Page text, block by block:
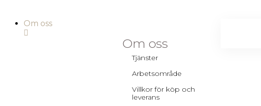
Om oss
Om oss
Tjänster
Arbetsområde
Villkor för köp och
leverans